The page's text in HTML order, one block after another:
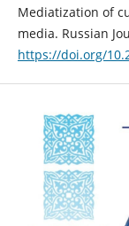
Mediatization of
media. Russian
https://doi.org/